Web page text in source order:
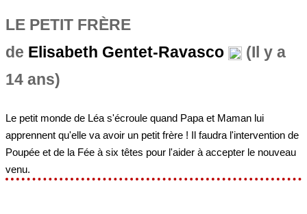
LE PETIT FRÈRE
de Elisabeth Gentet-Ravasco
(Il y a
14 ans)
Le petit monde de Léa s'écroule quand Papa et Maman lui
apprennent qu'elle va avoir un petit frère ! Il faudra l'intervention de
Poupée et de la Fée à six têtes pour l'aider à accepter le nouveau
venu.